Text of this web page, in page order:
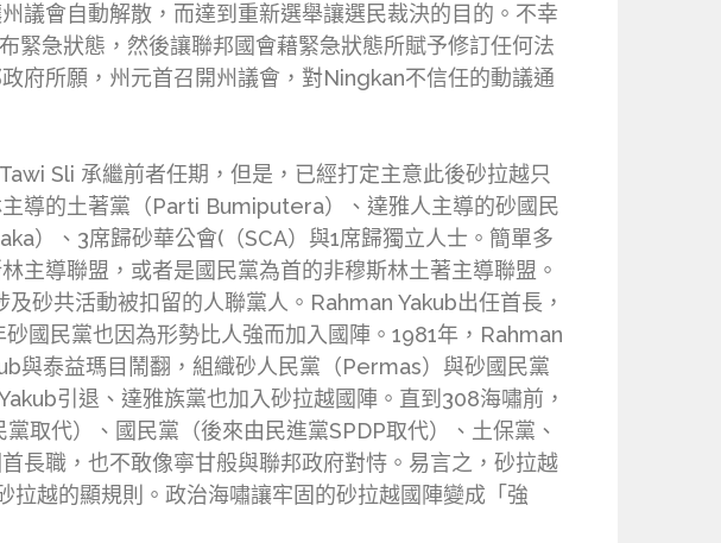
議會自動解散，而達到重新選舉讓選民裁決的目的。不幸
緊急狀態，然後讓聯邦國會藉緊急狀態所賦予修訂任何法
府所願，州元首召開州議會，對Ningkan不信任的動議通
Sli 承繼前者任期，但是，已經打定主意此後砂拉越只
導的土著黨（Parti Bumiputera）、達雅人主導的砂國民
）、3席歸砂華公會(（SCA）與1席歸獨立人士。簡單多
主導聯盟，或者是國民黨為首的非穆斯林土著主導聯盟。
砂共活動被扣留的人聯黨人。Rahman Yakub出任首長，
國民黨也因為形勢比人強而加入國陣。1981年，Rahman
與泰益瑪目鬧翻，組織砂人民黨（Permas）與砂國民黨
引退、達雅族黨也加入砂拉越國陣。直到308海嘯前，
取代）、國民黨（後來由民進黨SPDP取代）、土保黨、
長職，也不敢像寧甘般與聯邦政府對恃。易言之，砂拉越
越的顯規則。政治海嘯讓牢固的砂拉越國陣變成「強